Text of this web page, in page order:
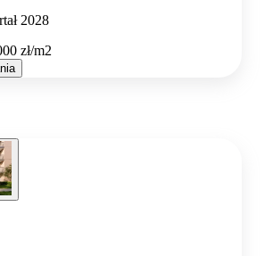
2028
zł/m2